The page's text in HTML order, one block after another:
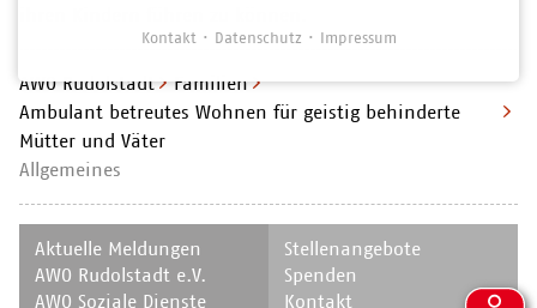
AWO Rudolstadt
Familien
Ambulant betreutes Wohnen für geistig behinderte
Mütter und Väter
Allgemeines
Navigation
überspringen
Aktuelle Meldungen
AWO Rudolstadt e.V.
AWO Soziale Dienste
Navigation
überspringen
Stellenangebote
Spenden
Kontakt
Kontakt Datenschutz Impressum